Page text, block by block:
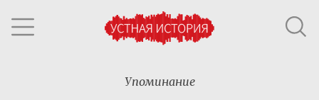
Упоминание